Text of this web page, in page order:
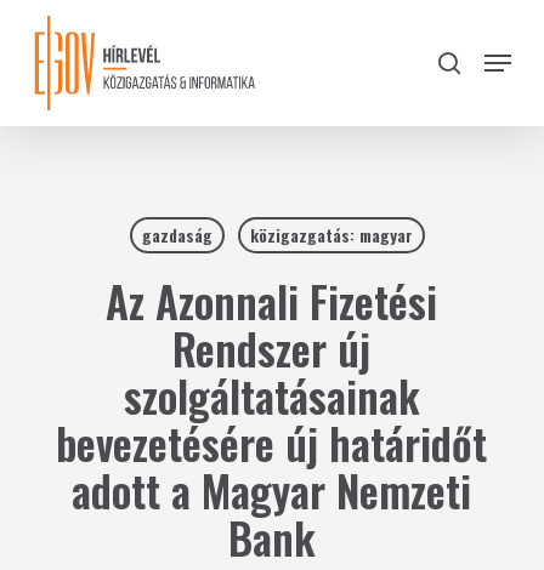
content
search
Menu
gazdaság közigazgatás: magyar
Az Azonnali Fizetési
Rendszer új
szolgáltatásainak
bevezetésére új határidőt
adott a Magyar Nemzeti
Bank
Close